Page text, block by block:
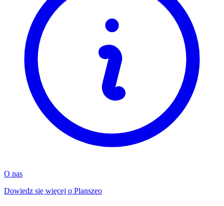
O nas
Dowiedz się więcej o Planszeo